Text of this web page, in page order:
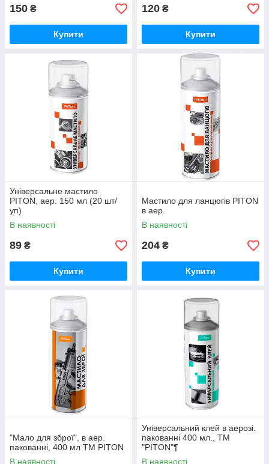
150 ₴
Купити
120 ₴
Купити
Універсальне мастило
PITON, аер. 150 мл (20 шт/
уп)
В наявності
89 ₴
Купити
Мастило для ланцюгів PITON
в аер.
В наявності
204 ₴
Купити
"Мало для зброї", в аер.
пакованні, 400 мл ТМ PITON
В наявності
Універсальний клей в аерозі.
пакованні 400 мл., ТМ
"PITON"¶
В наявності